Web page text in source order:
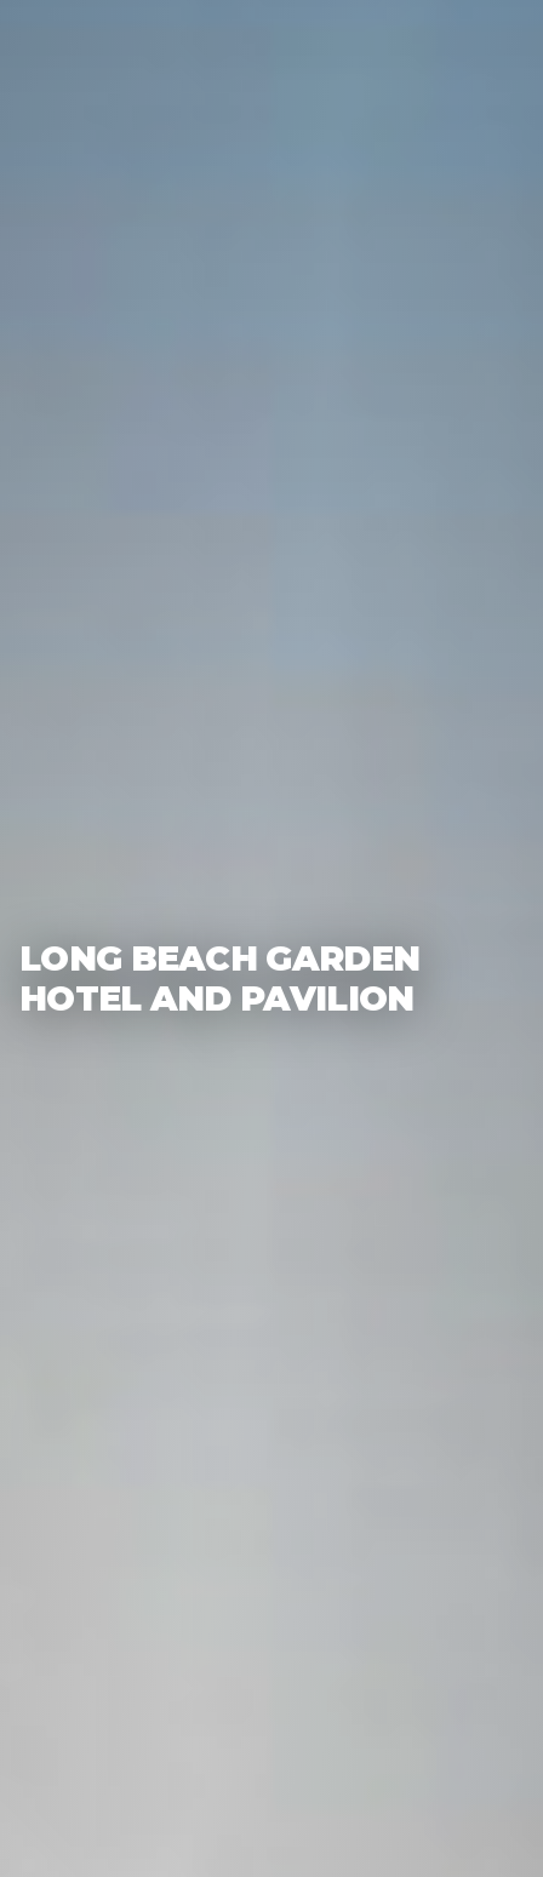
LONG BEACH GARDEN
HOTEL AND PAVILION